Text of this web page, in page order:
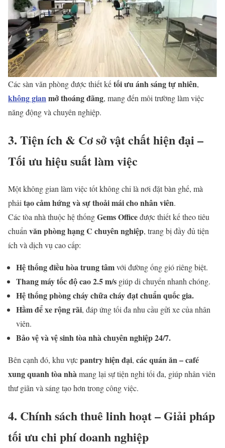
Các sàn văn phòng được thiết kếtối ưu ánh sáng tự nhiên,
không gianmở thoáng đãng, mang đến môi trường làm việc
năng động và chuyên nghiệp.
3. Tiện ích & Cơ sở vật chất hiện đại –
Tối ưu hiệu suất làm việc
Một không gian làm việc tốt không chỉ là nơi đặt bàn ghế, mà
phải tạo cảm hứng và sự thoải mái cho nhân viên.
Các tòa nhà thuộc hệ thốngGems Officeđược thiết kế theo tiêu
chuẩn văn phòng hạng C chuyên nghiệp, trang bị đầy đủ tiện
ích và dịch vụ cao cấp:
Hệ thống điều hòa trung tâmvới đường ống gió riêng biệt.
Thang máy tốc độ cao 2.5 m/s giúp di chuyển nhanh chóng.
Hệ thống phòng cháy chữa cháy đạt chuẩn quốc gia.
Hầm để xe rộng rãi, đáp ứng tối đa nhu cầu gửi xe của nhân
viên.
Bảo vệ và vệ sinh tòa nhà chuyên nghiệp 24/7.
Bên cạnh đó, khu vựcpantry hiện đại, các quán ăn – café
xung quanh tòa nhàmang lại sự tiện nghi tối đa, giúp nhân viên
thư giãn và sáng tạo hơn trong công việc.
4. Chính sách thuê linh hoạt – Giải pháp
tối ưu chi phí doanh nghiệp